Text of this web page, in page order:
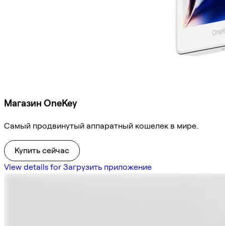
Магазин OneKey
Самый продвинутый аппаратный кошелек в мире.
Купить сейчас
View details for Загрузить приложение